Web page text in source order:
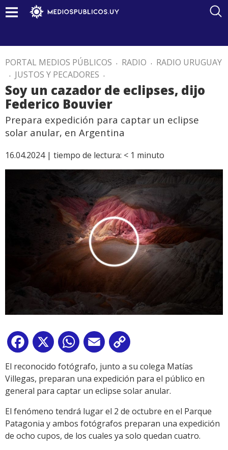
PORTAL MEDIOS PÚBLICOS . RADIO . RADIO URUGUAY
. JUSTOS Y PECADORES .
Soy un cazador de eclipses, dijo
Federico Bouvier
Prepara expedición para captar un eclipse
solar anular, en Argentina
16.04.2024 | tiempo de lectura: < 1 minuto
Facebook
X WhatsApp
Email
Link
El reconocido fotógrafo, junto a su colega Matías
Villegas, preparan una expedición para el público en
general para captar un eclipse solar anular.
El fenómeno tendrá lugar el 2 de octubre en el Parque
Patagonia y ambos fotógrafos preparan una expedición
de ocho cupos, de los cuales ya solo quedan cuatro.